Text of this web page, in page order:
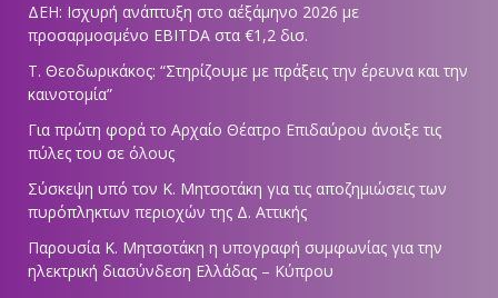
ΔΕΗ: Ισχυρή ανάπτυξη στο α΄εξάμηνο 2026 με
προσαρμοσμένο EBITDA στα €1,2 δισ.
Τ. Θεοδωρικάκος: “Στηρίζουμε με πράξεις την έρευνα και την
καινοτομία”
Για πρώτη φορά το Αρχαίο Θέατρο Επιδαύρου άνοιξε τις
πύλες του σε όλους
Σύσκεψη υπό τον Κ. Μητσοτάκη για τις αποζημιώσεις των
πυρόπληκτων περιοχών της Δ. Αττικής
Παρουσία Κ. Μητσοτάκη η υπογραφή συμφωνίας για την
ηλεκτρική διασύνδεση Ελλάδας – Κύπρου